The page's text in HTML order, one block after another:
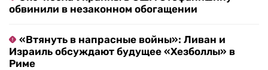
обвинили в незаконном обогащении
«Втянуть в напрасные войны»: Ливан и
Израиль обсуждают будущее «Хезболлы» в
Риме